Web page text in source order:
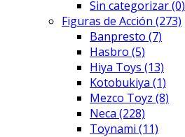
Sin categorizar(0)
Figuras de Acción (273)
Banpresto (7)
Hasbro (5)
Hiya Toys (13)
Kotobukiya (1)
Mezco Toyz (8)
Neca (228)
Toynami (11)